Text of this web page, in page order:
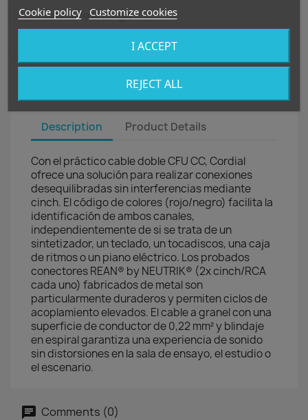
Política de entrega
Política de devolución
Description Product Details
Con el práctico cable doble CFU CC, Cordial
ofrece una solución para realizar conexiones
desequilibradas sin interferencias mediante
cinch. El código de colores (rojo/negro) facilita la
identificación de ambos canales,
independientemente de si se trata de un
sintetizador, un teclado, un tocadiscos, una caja
de ritmos o un piano eléctrico. Los probados
conectores REAN® by NEUTRIK® (2x cinch/RCA
cada uno) fabricados de metal son
particularmente duraderos y permiten ciclos de
acoplamiento elevados. El cable a granel con una
superficie de conductor de 0,22 mm² y blindaje
en espiral garantiza una experiencia de sonido
sin distorsiones en la sala de ensayo, el estudio o
el escenario.
Comments (0)
Cookie policy
Customize cookies
REJECT ALL
I ACCEPT